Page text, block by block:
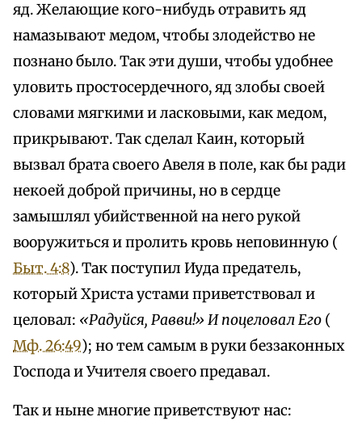
яд. Желающие кого-нибудь отравить яд
намазывают медом, чтобы злодейство не
познано было. Так эти души, чтобы удобнее
уловить простосердечного, яд злобы своей
словами мягкими и ласковыми, как медом,
прикрывают. Так сделал Каин, который
вызвал брата своего Авеля в поле, как бы ради
некоей доброй причины, но в сердце
замышлял убийственной на него рукой
вооружиться и пролить кровь неповинную (
Быт. 4:8). Так поступил Иуда предатель,
который Христа устами приветствовал и
целовал: «Радуйся, Равви!» И поцеловал Его (
Мф. 26:49); но тем самым в руки беззаконных
Господа и Учителя своего предавал.
Так и ныне многие приветствуют нас: